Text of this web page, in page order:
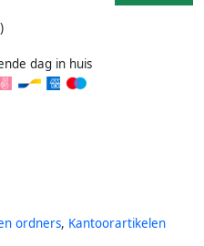
dag in huis
ordners, Kantoorartikelen